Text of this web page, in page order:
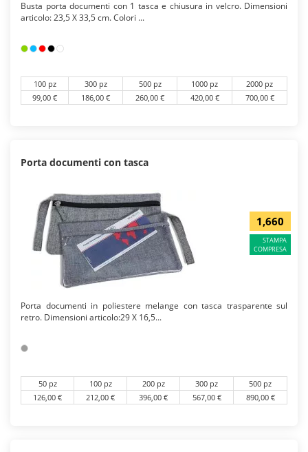
Busta porta documenti con 1 tasca e chiusura in velcro. Dimensioni
articolo: 23,5 X 33,5 cm. Colori ...
100 pz 300 pz 500 pz 1000 pz
2000 pz
99,00 €
186,00 € 260,00 € 420,00 € 700,00 €
Porta documenti con tasca
1,660
STAMPA
COMPRESA
Porta documenti in poliestere melange con tasca trasparente sul
retro. Dimensioni articolo:29 X 16,5...
50 pz 100 pz 200 pz 300 pz
500 pz
126,00 €
212,00 € 396,00 € 567,00 € 890,00 €